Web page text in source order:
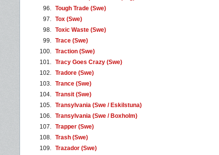
96. Tough Trade (Swe)
97. Tox (Swe)
98. Toxic Waste (Swe)
99. Trace (Swe)
100. Traction (Swe)
101. Tracy Goes Crazy (Swe)
102. Tradore (Swe)
103. Trance (Swe)
104. Transit (Swe)
105. Transylvania (Swe / Eskilstuna)
106. Transylvania (Swe / Boxholm)
107. Trapper (Swe)
108. Trash (Swe)
109. Trazador (Swe)